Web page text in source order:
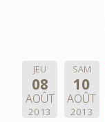
JEU
08
AOÛT
2013
SAM
10
AOÛT
2013